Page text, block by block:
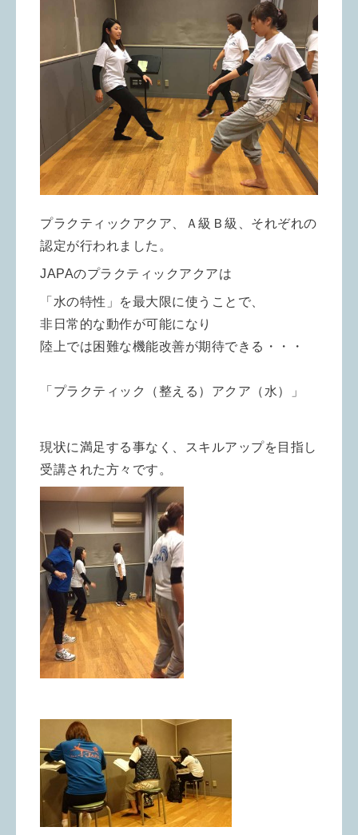
プラクティックアクア、Ａ級Ｂ級、それぞれの
認定が行われました。
JAPAのプラクティックアクアは
「水の特性」を最大限に使うことで、
非日常的な動作が可能になり
陸上では困難な機能改善が期待できる・・・
「プラクティック（整える）アクア（水）」
現状に満足する事なく、スキルアップを目指し
受講された方々です。